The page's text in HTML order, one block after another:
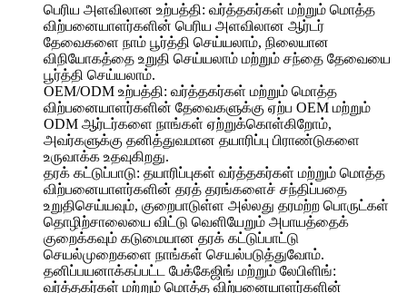
பெரிய அளவிலான உற்பத்தி: வர்த்தகர்கள் மற்றும் மொத்த
விற்பனையாளர்களின் பெரிய அளவிலான ஆர்டர்
தேவைகளை நாம் பூர்த்தி செய்யலாம், நிலையான
விநியோகத்தை உறுதி செய்யலாம் மற்றும் சந்தை தேவையை
பூர்த்தி செய்யலாம்.
OEM/ODM உற்பத்தி: வர்த்தகர்கள் மற்றும் மொத்த
விற்பனையாளர்களின் தேவைகளுக்கு ஏற்ப OEM மற்றும்
ODM ஆர்டர்களை நாங்கள் ஏற்றுக்கொள்கிறோம்,
அவர்களுக்கு தனித்துவமான தயாரிப்பு பிராண்டுகளை
உருவாக்க உதவுகிறது.
தரக் கட்டுப்பாடு: தயாரிப்புகள் வர்த்தகர்கள் மற்றும் மொத்த
விற்பனையாளர்களின் தரத் தரங்களைச் சந்திப்பதை
உறுதிசெய்யவும், குறைபாடுள்ள அல்லது தரமற்ற பொருட்கள்
தொழிற்சாலையை விட்டு வெளியேறும் அபாயத்தைக்
குறைக்கவும் கடுமையான தரக் கட்டுப்பாட்டு
செயல்முறைகளை நாங்கள் செயல்படுத்துவோம்.
தனிப்பயனாக்கப்பட்ட பேக்கேஜிங் மற்றும் லேபிளிங்:
வர்த்தகர்கள் மற்றும் மொத்த விற்பனையாளர்களின்